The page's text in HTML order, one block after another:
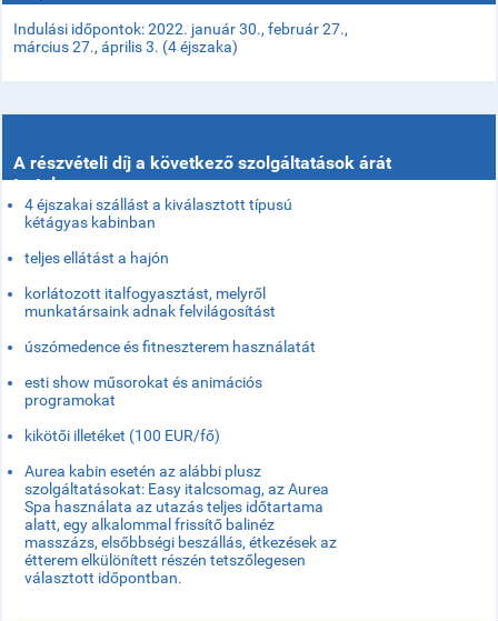
Indulási időpontok: 2022. január 30., február 27.,
március 27., április 3. (4 éjszaka)
A részvételi díj a következő szolgáltatások árát
tartalmazza:
4 éjszakai szállást a kiválasztott típusú
kétágyas kabinban
teljes ellátást a hajón
korlátozott italfogyasztást, melyről
munkatársaink adnak felvilágosítást
úszómedence és fitneszterem használatát
esti show műsorokat és animációs
programokat
kikötői illetéket (100 EUR/fő)
Aurea kabin esetén az alábbi plusz
szolgáltatásokat: Easy italcsomag, az Aurea
Spa használata az utazás teljes időtartama
alatt, egy alkalommal frissítő balinéz
masszázs, elsőbbségi beszállás, étkezések az
étterem elkülönített részén tetszőlegesen
választott időpontban.